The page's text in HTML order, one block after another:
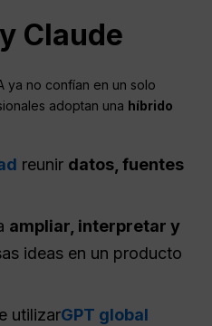
y Claude
ya no confían en un solo
adoptan una híbrido
reunir datos, fuentes
ampliar, interpretar y
ideas en un producto
utilizarGPT global